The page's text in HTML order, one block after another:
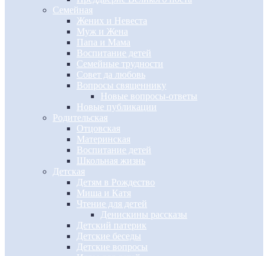
Семейная
Жених и Невеста
Муж и Жена
Папа и Мама
Воспитание детей
Семейные трудности
Совет да любовь
Вопросы священнику
Новые вопросы-ответы
Новые публикации
Родительская
Отцовская
Материнская
Воспитание детей
Школьная жизнь
Детская
Детям в Рождество
Миша и Катя
Чтение для детей
Денискины рассказы
Детский патерик
Детские беседы
Детские вопросы